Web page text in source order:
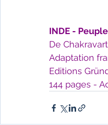
INDE -
De
Adaptation
Editions
144 pages -